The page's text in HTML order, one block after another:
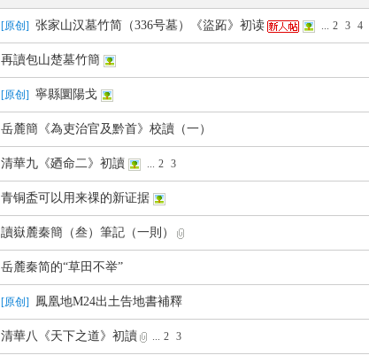
[原创 ] 张家山汉墓竹简（336号墓）《盜跖》初读 ... 2 3 4
再讀包山楚墓竹簡
[原创 ] 寧縣圜陽戈
岳麓簡《為吏治官及黔首》校讀（一）
清華九《廼命二》初讀 ... 2 3
青铜盉可以用来祼的新证据
讀嶽麓秦簡（叁）筆記（一則）
岳麓秦简的“草田不举”
[原创 ] 鳳凰地M24出土告地書補釋
清華八《天下之道》初讀 ... 2 3